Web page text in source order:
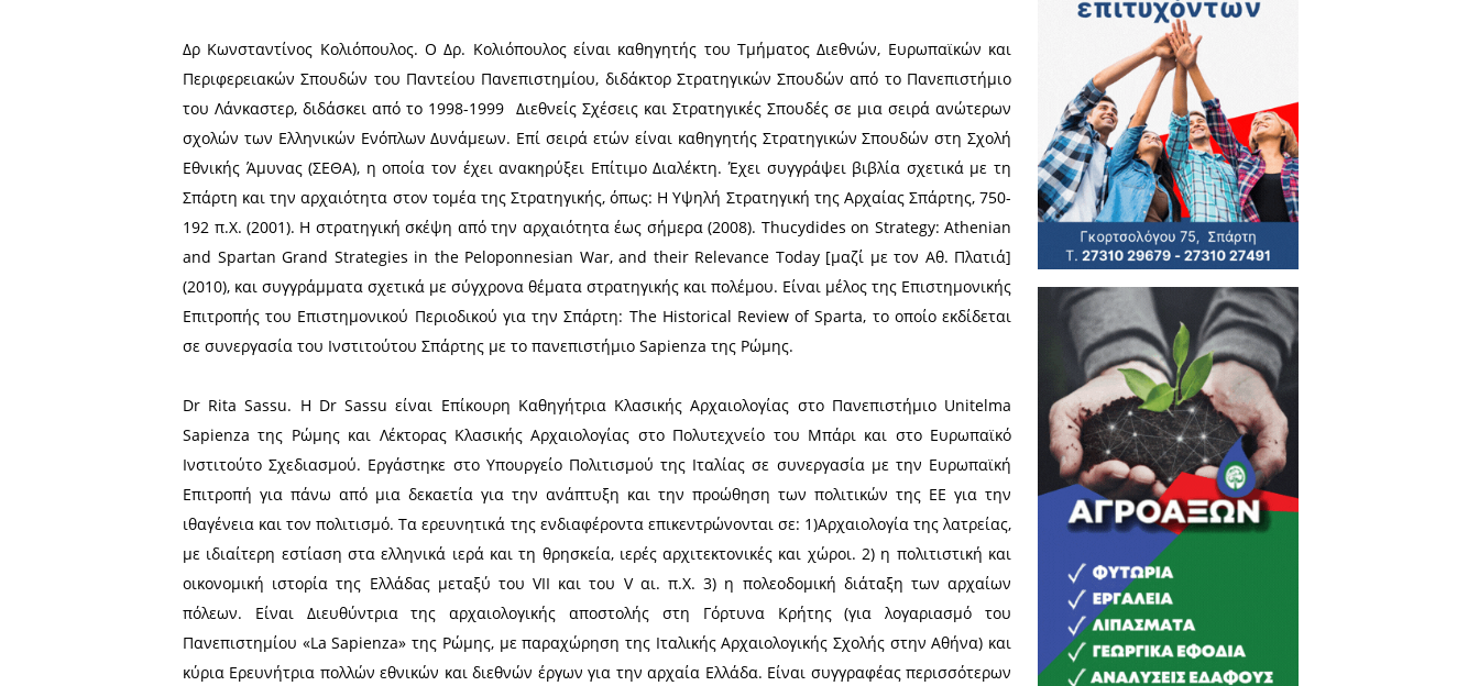
ιστορίας στη Σχολή Γραμμάτων του Πανεπιστημίου της Σορβόννης. Ο Jean-Christophe Couvenhes είναι επίσης
επιστημονικό μέλος του AnHiMA- Anthropologie et Histoire des Mondes Antiques και συνδιευθυντής της Revue
internationale dHistoire Militaire Ancienne - HiMA . Συμμετέχει επίσης στο ερευνητικό πρόγραμμα Parabainô
για την ακραία βία και τις παραβιάσεις σε περιόδους πολέμου στην Αρχαιότητα. Είναι ειδικός στον πόλεμο, τις
στρατιωτικές κοινωνίες και το δίκαιο του πολέμου στον ελληνικό κόσμο, με ιδιαίτερη έμφαση στην Αθήνα και
τη Σπάρτη της ελληνιστικής περιόδου. Είναι συγγραφέας πολυάριθμων άρθρων μεταξύ των οποίων «La place
de la trahison de Damotélès dans le récit plutarchéen de la défaite de Cléomène III de Sparte lors de la bataille
de Sellasie», στο Gazzano Fr., Traina G. and J.-C. Couvenhes, eds, Plutarch and war/Plutarco e la guerra, Revue
internationale dHistoire Militaire Ancienne - HiMA, 8, 2019, σελ. 263-278; «Le soutien financier de Ptolémée III à
Cléomène III de Sparte (227/6-222 av. n.è.) : une manière lagide de soutenir la guerre sans la faire», στο Mercuri
L., Pittia S. and N. Richer , coord, Le monde grec et lOrient de 404 à 200 avant notre ère, Pallas, HS 03, 2021, p.
99-116.
Dr David Phillips. Ο Dr Phillips είναι Καθηγητής Ιστορίας στο Κέντρο Ελληνικού Πολιτισμού «Σταύρος Νιάρχος»
του Πανεπιστημίου της Καλιφόρνια, Λος Άντζελες (UCLA). Ο Δρ Phillips είναι γνωστός φιλέλληνας, έχοντας
αναδείξει μέσω της πολύχρονης και διεθνώς αναγνωρισμένης ακαδημαϊκής του πορείας σημαντικές πτυχές
της νομικής ιστορίας του πολιτισμού της πατρίδας μας. Είναι μέλος της Επιστημονικής Επιτροπής του
Επιστημονικού Περιοδικού για την Σπάρτη: The Historical Review of Sparta, το οποίο εκδίδεται σε συνεργασία